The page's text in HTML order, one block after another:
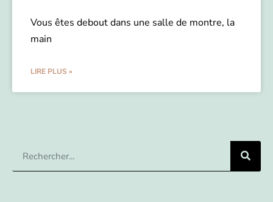
Vous êtes debout dans une salle de montre, la
main
LIRE PLUS »